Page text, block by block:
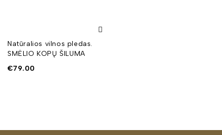
Natūralios vilnos pledas.
SMĖLIO KOPŲ ŠILUMA
€79.00